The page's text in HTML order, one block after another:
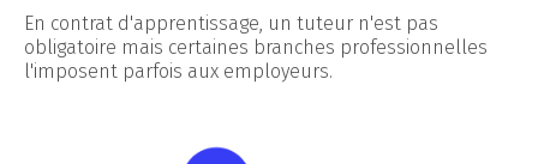
En contrat d'apprentissage, un tuteur n'est pas
obligatoire mais certaines branches professionnelles
l'imposent parfois aux employeurs.